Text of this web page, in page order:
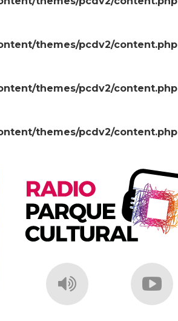
themes/pcdv2/content.php
themes/pcdv2/content.php
themes/pcdv2/content.php